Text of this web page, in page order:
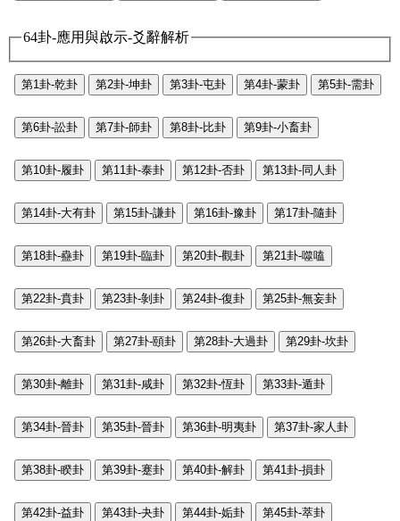
64卦-應用與啟示-爻辭解析
第1卦-乾卦 第2卦-坤卦 第3卦-屯卦 第4卦-蒙卦 第5卦-需卦
第6卦-訟卦 第7卦-師卦 第8卦-比卦 第9卦-小畜卦
第10卦-履卦 第11卦-泰卦 第12卦-否卦 第13卦-同人卦
第14卦-大有卦 第15卦-謙卦 第16卦-豫卦 第17卦-隨卦
第18卦-蠱卦 第19卦-臨卦 第20卦-觀卦 第21卦-噬嗑
第22卦-賁卦 第23卦-剝卦 第24卦-復卦 第25卦-無妄卦
第26卦-大畜卦 第27卦-頤卦 第28卦-大過卦 第29卦-坎卦
第30卦-離卦 第31卦-咸卦 第32卦-恆卦 第33卦-遁卦
第34卦-晉卦 第35卦-晉卦 第36卦-明夷卦 第37卦-家人卦
第38卦-睽卦 第39卦-蹇卦 第40卦-解卦 第41卦-損卦
第42卦-益卦 第43卦-夬卦 第44卦-姤卦 第45卦-萃卦